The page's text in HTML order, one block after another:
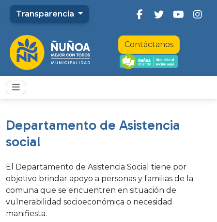
Transparencia
Contáctanos
Departamento de Asistencia
social
El Departamento de Asistencia Social tiene por
objetivo brindar apoyo a personas y familias de la
comuna que se encuentren en situación de
vulnerabilidad socioeconómica o necesidad
manifiesta.